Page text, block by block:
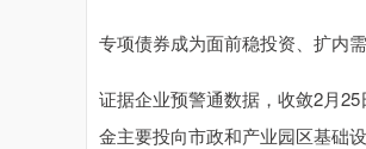
专项债券成为面前稳投资、扩内
证据企业预警通数据，收敛2月
金主要投向市政和产业园区基础